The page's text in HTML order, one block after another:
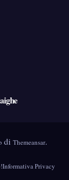
di Themeansar.
Informativa Privacy